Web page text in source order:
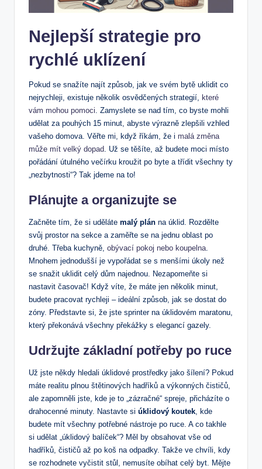
Nejlepší strategie pro
rychlé uklízení
Pokud se snažíte najít způsob, jak ve svém bytě uklidit co
nejrychleji, existuje několik osvědčených strategií, které
vám mohou pomoci. Zamyslete se nad tím, co byste mohli
udělat za pouhých 15 minut, abyste výrazně zlepšili vzhled
vašeho domova. Věřte mi, když říkám, že i malá změna
může mít velký dopad. Už se těšíte, až budete moci místo
pořádání útulného večírku kroužit po byte a třídit všechny ty
„nezbytnosti“? Tak jdeme na to!
Plánujte a organizujte se
Začněte tím, že si uděláte malý plán na úklid. Rozdělte
svůj prostor na sekce a zaměřte se na jednu oblast po
druhé. Třeba kuchyně, obývací pokoj nebo koupelna.
Mnohem jednodušší je vypořádat se s menšími úkoly než
se snažit uklidit celý dům najednou. Nezapomeňte si
nastavit časovač! Když víte, že máte jen několik minut,
budete pracovat rychleji – ideální způsob, jak se dostat do
zóny. Představte si, že jste sprinter na úklidovém maratonu,
který překonává všechny překážky s elegancí gazely.
Udržujte základní potřeby po ruce
Už jste někdy hledali úklidové prostředky jako šílení? Pokud
máte realitu plnou štětinových hadříků a výkonných čističů,
ale zapomněli jste, kde je to „zázračné“ spreje, přicházíte o
drahocenné minuty. Nastavte si úklidový koutek, kde
budete mít všechny potřebné nástroje po ruce. A co takhle
si udělat „úklidový balíček“? Měl by obsahovat vše od
hadříků, čističů až po koš na odpadky. Takže ve chvíli, kdy
se rozhodnete vyčistit stůl, nemusíte obíhat celý byt. Mějte